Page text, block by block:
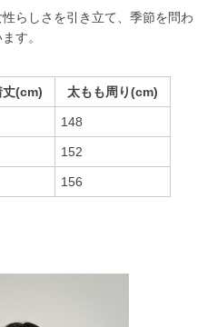
らしさを引き立て、季節を問わ
す。
丈(cm) 太もも周り(cm)
148
152
156